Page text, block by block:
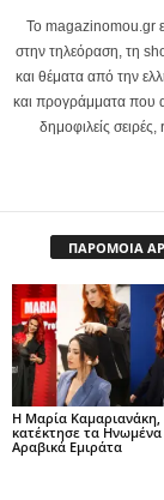
Το magazinomou.gr
στην τηλεόραση, τη
και θέματα από την
και προγράμματα που
δημοφιλείς
ΠΑΡΟΜΟΙΑ
Η Μαρία Καμαριανάκη,
κατέκτησε τα Ηνωμένα
Αραβικά Εμιράτα